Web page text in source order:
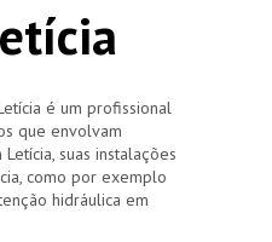
é um profissional
que envolvam
suas instalações
como por exemplo
hidráulica em